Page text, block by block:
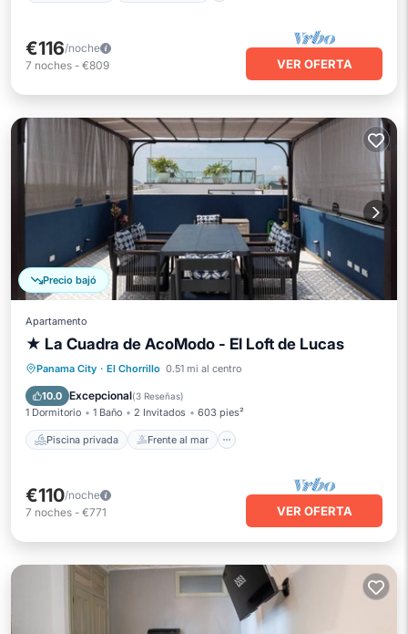
€116/noche
7 noches - €809 VER OFERTA
Precio bajó
Apartamento
★ La Cuadra de AcoModo - El Loft de Lucas
Panama City · El Chorrillo 0.51 mi al centro
10.0 Excepcional(3 Reseñas)
1 Dormitorio 1 Baño 2 Invitados 603 pies²
Piscina privada Frente al mar
Piscina privada
Frente al mar
Aparcamiento
€110/noche
7 noches - €771 VER OFERTA